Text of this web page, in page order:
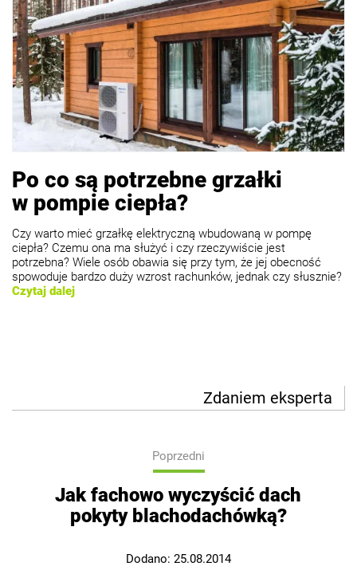
Po co są potrzebne grzałki
w pompie ciepła?
Czy warto mieć grzałkę elektryczną wbudowaną w pompę
ciepła? Czemu ona ma służyć i czy rzeczywiście jest
potrzebna? Wiele osób obawia się przy tym, że jej obecność
spowoduje bardzo duży wzrost rachunków, jednak czy słusznie?
Czytaj dalej
Zdaniem eksperta
Poprzedni
Jak fachowo wyczyścić dach
pokyty blachodachówką?
Dodano: 25.08.2014